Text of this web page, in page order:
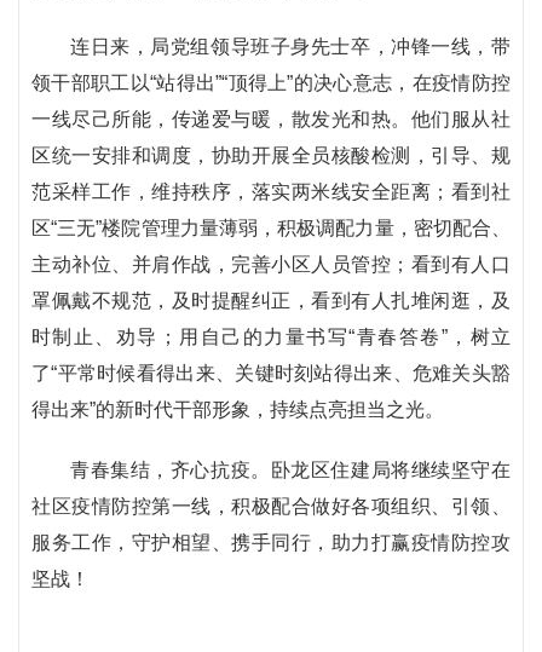
连日来，局党组领导班子身先士卒，冲锋一线，带
领干部职工以“站得出”“顶得上”的决心意志，在疫情防控
一线尽己所能，传递爱与暖，散发光和热。他们服从社
区统一安排和调度，协助开展全员核酸检测，引导、规
范采样工作，维持秩序，落实两米线安全距离；看到社
区“三无”楼院管理力量薄弱，积极调配力量，密切配合、
主动补位、并肩作战，完善小区人员管控；看到有人口
罩佩戴不规范，及时提醒纠正，看到有人扎堆闲逛，及
时制止、劝导；用自己的力量书写“青春答卷”，树立
了“平常时候看得出来、关键时刻站得出来、危难关头豁
得出来”的新时代干部形象，持续点亮担当之光。
青春集结，齐心抗疫。卧龙区住建局将继续坚守在
社区疫情防控第一线，积极配合做好各项组织、引领、
服务工作，守护相望、携手同行，助力打赢疫情防控攻
坚战！